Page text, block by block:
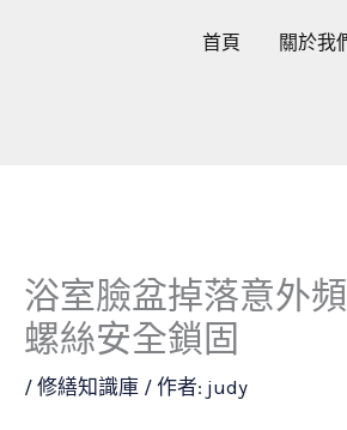
首頁 關於我
浴室臉盆掉落意外
螺絲安全鎖固
/修繕知識庫 / 作者: judy